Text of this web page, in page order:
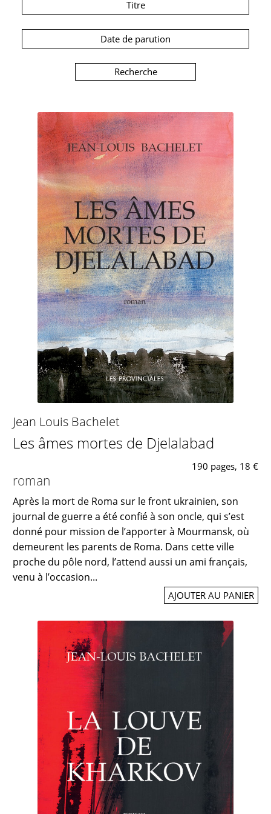
Titre
Date de parution
Jean Louis Bachelet
Les âmes mortes de Djelalabad
190 pages, 18 €
roman
Après la mort de Roma sur le front ukrainien, son
journal de guerre a été confié à son oncle, qui s’est
donné pour mission de l’apporter à Mourmansk, où
demeurent les parents de Roma. Dans cette ville
proche du pôle nord, l’attend aussi un ami français,
venu à l’occasion...
AJOUTER AU PANIER